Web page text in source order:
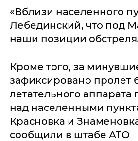
«Вблизи населенного
Лебединский, что под
наши позиции
Кроме того, за
зафиксировано пролет
летательного аппарата
над населенными
Красновка и
сообщили в штабе АТО